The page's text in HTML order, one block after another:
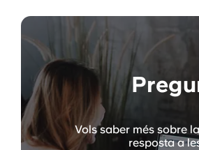
Vols saber més sobre
resposta a